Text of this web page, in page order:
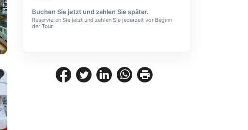
Buchen Sie jetzt und zahlen Sie später.
Reservieren Sie jetzt und zahlen Sie jederzeit vor Beginn
der Tour.